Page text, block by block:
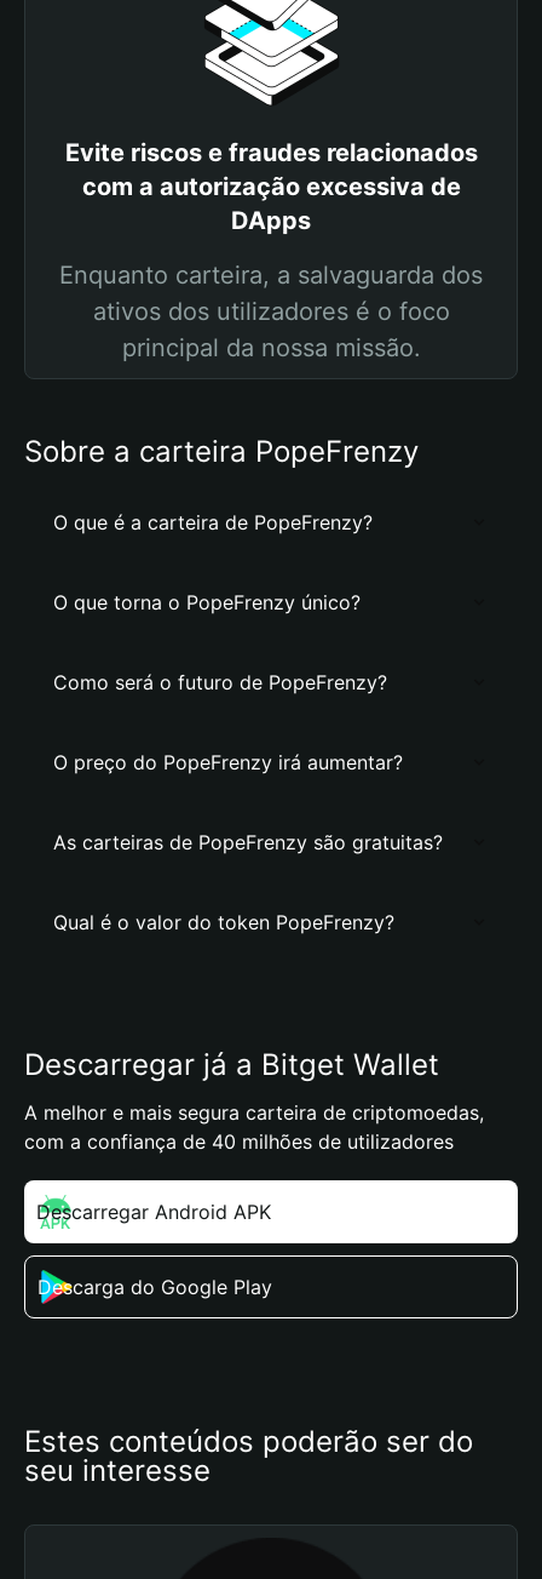
Evite riscos e fraudes relacionados
com a autorização excessiva de
DApps
Enquanto carteira, a salvaguarda dos
ativos dos utilizadores é o foco
principal da nossa missão.
Sobre a carteira PopeFrenzy
O que é a carteira de PopeFrenzy?
O que torna o PopeFrenzy único?
Como será o futuro de PopeFrenzy?
O preço do PopeFrenzy irá aumentar?
As carteiras de PopeFrenzy são gratuitas?
Qual é o valor do token PopeFrenzy?
Descarregar já a Bitget Wallet
A melhor e mais segura carteira de criptomoedas,
com a confiança de 40 milhões de utilizadores
Descarregar Android APK
Descarga do Google Play
Estes conteúdos poderão ser do
seu interesse